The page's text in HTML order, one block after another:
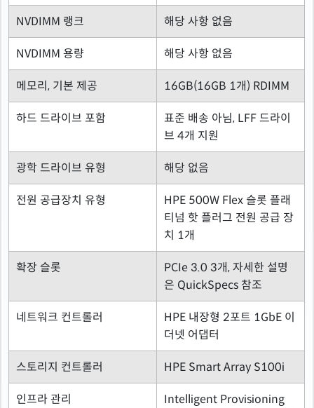
NVDIMM 랭크 해당 사항 없음
NVDIMM 용량 해당 사항 없음
메모리, 기본 제공 16GB(16GB 1개) RDIMM
하드 드라이브 포함
표준 배송 아님, LFF 드라이
브 4개 지원
광학 드라이브 유형 해당 없음
전원 공급장치 유형
HPE 500W Flex 슬롯 플래
티넘 핫 플러그 전원 공급 장
치 1개
확장 슬롯
PCIe 3.0 3개, 자세한 설명
은 QuickSpecs 참조
네트워크 컨트롤러
HPE 내장형 2포트 1GbE 이
더넷 어댑터
스토리지 컨트롤러 HPE Smart Array S100i
인프라 관리
Intelligent Provisioning